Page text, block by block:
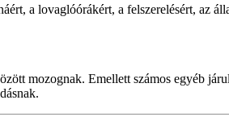
a lovaglóórákért, a felszerelésért, az
mozognak. Emellett számos egyéb